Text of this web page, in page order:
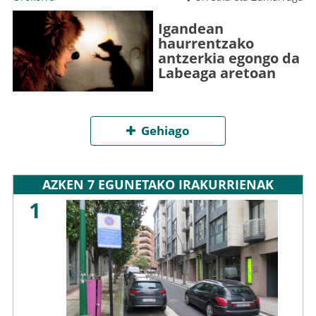
Igandean
haurrentzako
antzerkia egongo da
Labeaga aretoan
Gehiago
AZKEN 7 EGUNETAKO IRAKURRIENAK
1